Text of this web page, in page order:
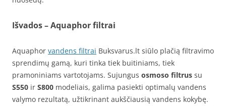
Išvados– Aquaphor filtrai
Aquaphor vandens filtrai Buksvarus.lt siūlo plačią filtravimo
sprendimų gamą, kuri tinka tiek buitiniams, tiek
pramoniniams vartotojams. Sujungus osmoso filtrus su
S550 ir S800 modeliais, galima pasiekti optimalų vandens
valymo rezultatą, užtikrinant aukščiausią vandens kokybę.